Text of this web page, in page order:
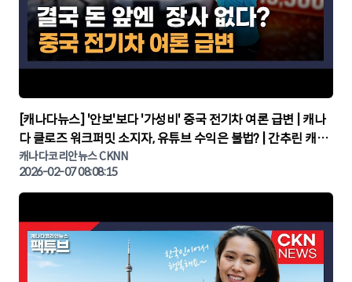
▶
[캐나다뉴스] '안보'보다 '가성비' 중국 전기차 여론 급변 | 캐나
다 클로즈 워크퍼밋 소지자, 유튜브 수익은 불법? | 간추린 캐나
다뉴스 | CKNNEWS, 캐나다코리안뉴스
캐나다코리안뉴스 CKNN
2026-02-07 08:08:15